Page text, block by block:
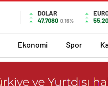
DOLAR
47,7080 0.16%
Ekonomi Spor